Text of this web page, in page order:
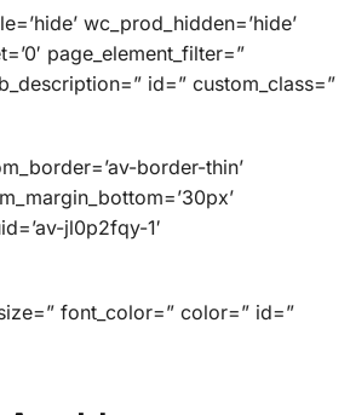
wc_prod_hidden=’hide’
page_element_filter=”
id=” custom_class=”
border-thin’
jl0p2fqy-1′
font_color=” color=” id=”